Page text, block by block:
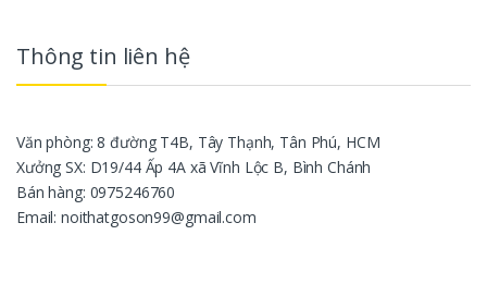
Thông tin liên hệ
Văn phòng: 8 đường T4B, Tây Thạnh, Tân Phú, HCM
Xưởng SX: D19/44 Ấp 4A xã Vĩnh Lộc B, Bình Chánh
Bán hàng: 0975246760
Email: noithatgoson99@gmail.com